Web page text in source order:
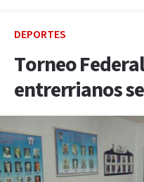
DEPORTES
Torneo
entrerrianos